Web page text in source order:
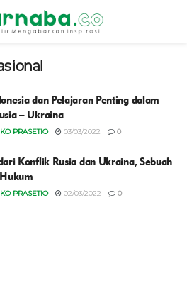
dan Pelajaran Penting dalam
– Ukraina
PRASETIO 03/03/2022 0
Konflik Rusia dan Ukraina, Sebuah
PRASETIO 02/03/2022 0